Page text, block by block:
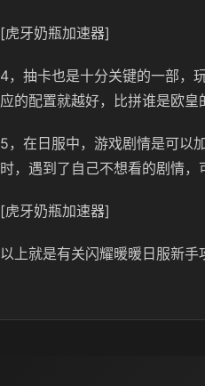
[虎牙奶瓶加速器]
4，抽卡也是十分关键的一部，
应的配置就越好，比拼谁是欧皇
5，在日服中，游戏剧情是可以
时，遇到了自己不想看的剧情，
[虎牙奶瓶加速器]
以上就是有关闪耀暖暖日服新手